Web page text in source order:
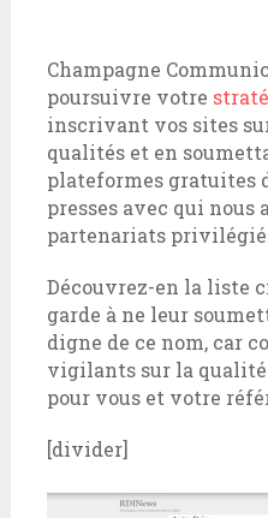
Champagne
poursuivre votre
inscrivant vos sites
qualités et en
plateformes gratuites
presses avec qui nous
partenariats
Découvrez-en la liste
garde à ne leur
digne de ce nom, car
vigilants sur la qualité
pour vous et votre
[divider]